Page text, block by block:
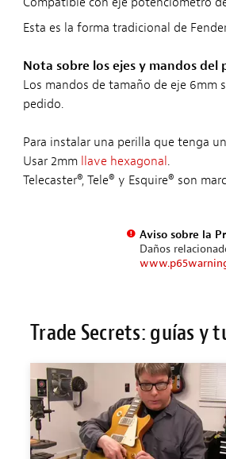
Esta es la forma tradicional de
Nota sobre los ejes y mandos
Los mandos de tamaño de eje 6mm
pedido.
Para instalar una perilla que tenga
Usar 2mm llave hexagonal.
Telecaster®, Tele® y Esquire® son
Aviso sobre la
Daños
Trade Secrets: guías y